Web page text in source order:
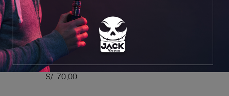
CADENA SILVER
Precio
S/. 70,00